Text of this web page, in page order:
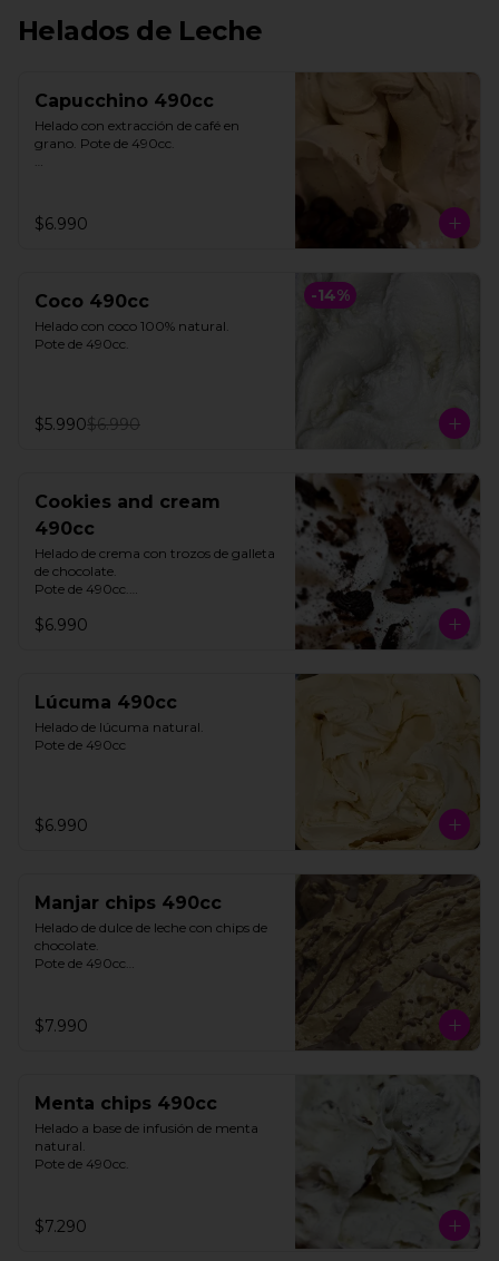
Helados de Leche
Capucchino 490cc
Helado con extracción de café en
grano. Pote de 490cc.
$6.990
-14%
Coco 490cc
Helado con coco 100% natural.
Pote de 490cc.
$5.990$6.990
Cookies and cream
490cc
Helado de crema con trozos de galleta
de chocolate.
Pote de 490cc.
**FOTO REFERENCIAL**
$6.990
Lúcuma 490cc
Helado de lúcuma natural.
Pote de 490cc
$6.990
Manjar chips 490cc
Helado de dulce de leche con chips de
chocolate.
Pote de 490cc
$7.990
Menta chips 490cc
Helado a base de infusión de menta
natural.
Pote de 490cc.
$7.290